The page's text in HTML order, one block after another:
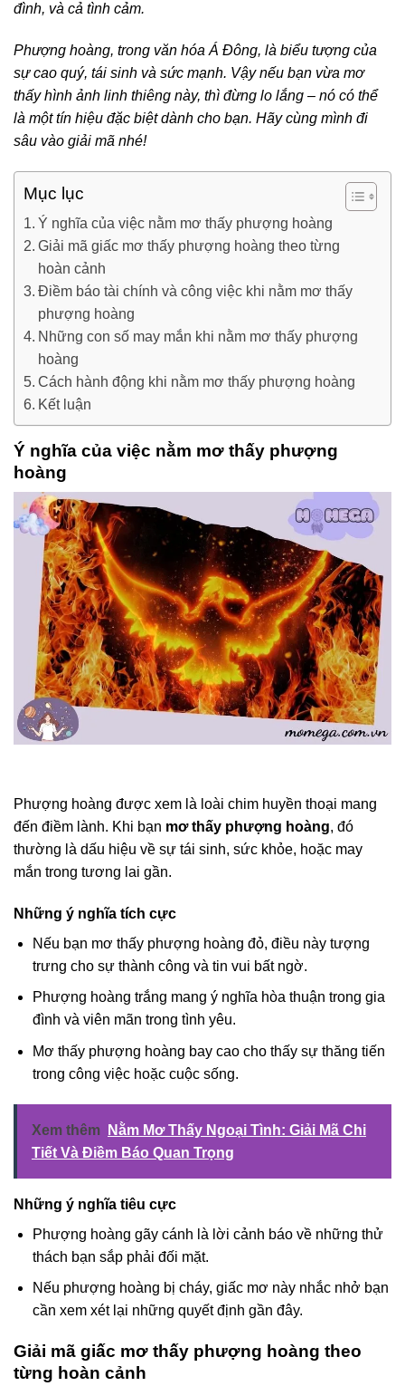
đình, và cả tình cảm.
Phượng hoàng, trong văn hóa Á Đông, là biểu tượng của
sự cao quý, tái sinh và sức mạnh. Vậy nếu bạn vừa mơ
thấy hình ảnh linh thiêng này, thì đừng lo lắng – nó có thể
là một tín hiệu đặc biệt dành cho bạn. Hãy cùng mình đi
sâu vào giải mã nhé!
Mục lục
Ý nghĩa của việc nằm mơ thấy phượng hoàng
Giải mã giấc mơ thấy phượng hoàng theo từng
hoàn cảnh
Điềm báo tài chính và công việc khi nằm mơ thấy
phượng hoàng
Những con số may mắn khi nằm mơ thấy phượng
hoàng
Cách hành động khi nằm mơ thấy phượng hoàng
Kết luận
Ý nghĩa của việc nằm mơ thấy phượng
hoàng
Phượng hoàng được xem là loài chim huyền thoại mang
đến điềm lành. Khi bạn mơ thấy phượng hoàng, đó
thường là dấu hiệu về sự tái sinh, sức khỏe, hoặc may
mắn trong tương lai gần.
Những ý nghĩa tích cực
Nếu bạn mơ thấy phượng hoàng đỏ, điều này tượng
trưng cho sự thành công và tin vui bất ngờ.
Phượng hoàng trắng mang ý nghĩa hòa thuận trong gia
đình và viên mãn trong tình yêu.
Mơ thấy phượng hoàng bay cao cho thấy sự thăng tiến
trong công việc hoặc cuộc sống.
Xem thêm
Nằm Mơ Thấy Ngoại Tình: Giải Mã Chi
Tiết Và Điềm Báo Quan Trọng
Những ý nghĩa tiêu cực
Phượng hoàng gãy cánh là lời cảnh báo về những thử
thách bạn sắp phải đối mặt.
Nếu phượng hoàng bị cháy, giấc mơ này nhắc nhở bạn
cần xem xét lại những quyết định gần đây.
Giải mã giấc mơ thấy phượng hoàng theo
từng hoàn cảnh